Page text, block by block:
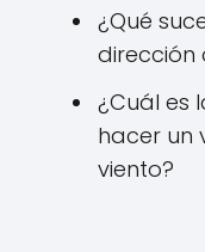
¿Qué
dirección
¿Cuál es
hacer un
viento?